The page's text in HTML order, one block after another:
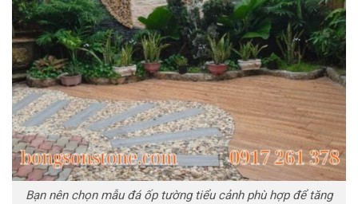
Bạn nên chọn mẫu đá ốp tường tiểu cảnh phù hợp để tăng